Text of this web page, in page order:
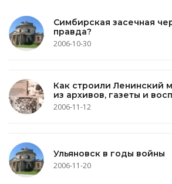
Симбирская засечная
правда?
2006-10-30
Как строили Ленинский
из архивов, газеты и
2006-11-12
Ульяновск в годы войны
2006-11-20